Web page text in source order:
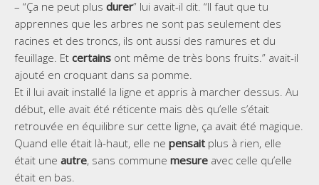
– “Ça ne peut plus durer” lui avait-il dit. “Il faut que tu
apprennes que les arbres ne sont pas seulement des
racines et des troncs, ils ont aussi des ramures et du
feuillage. Et certains ont même de très bons fruits.” avait-il
ajouté en croquant dans sa pomme.
Et il lui avait installé la ligne et appris à marcher dessus. Au
début, elle avait été réticente mais dès qu’elle s’était
retrouvée en équilibre sur cette ligne, ça avait été magique.
Quand elle était là-haut, elle ne pensait plus à rien, elle
était une autre, sans commune mesure avec celle qu’elle
était en bas.